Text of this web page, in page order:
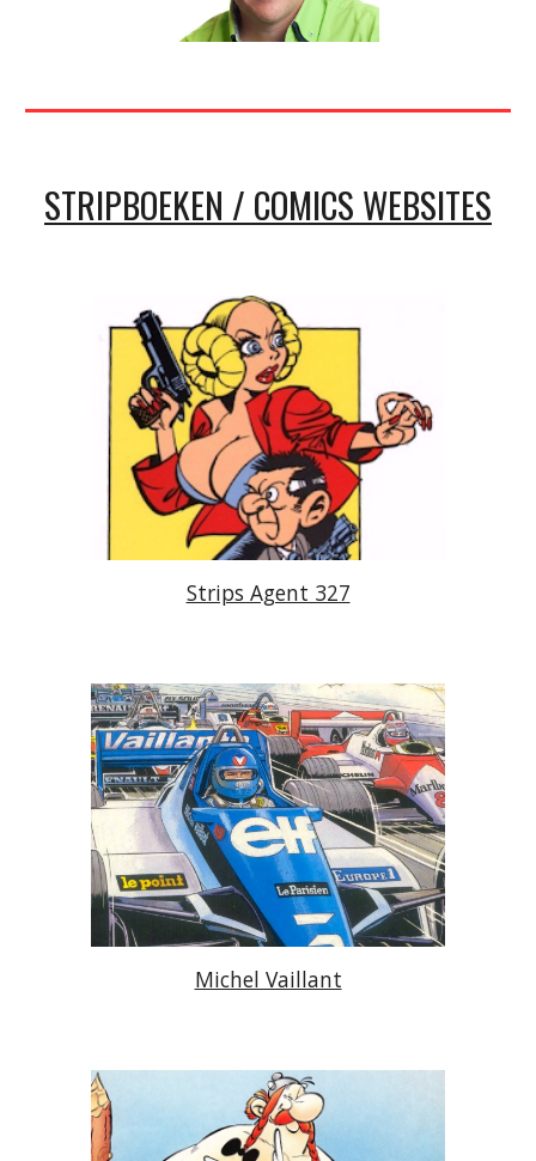
STRIPBOEKEN / COMICS WEBSITES
Strips Agent 327
Michel Vaillant